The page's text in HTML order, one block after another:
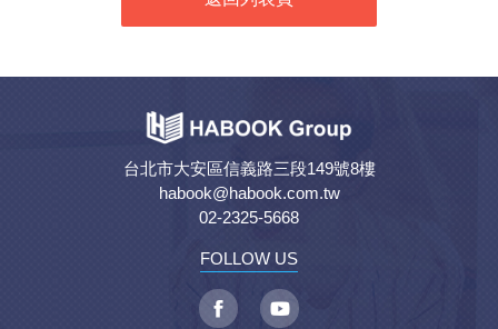
台北市大安區信義路三段149號8樓
habook@habook.com.tw
02-2325-5668
FOLLOW US